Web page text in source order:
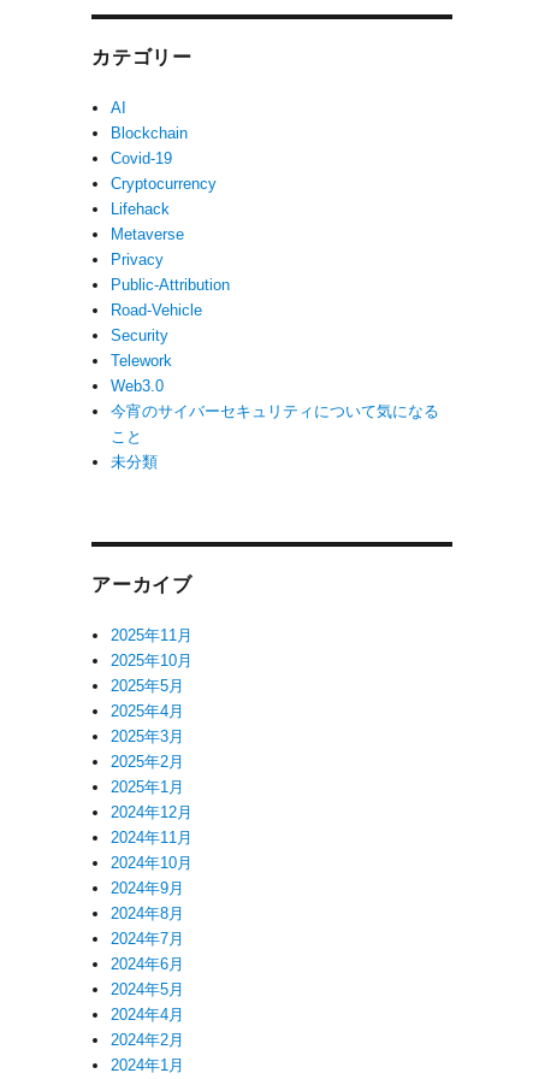
カテゴリー
AI
Blockchain
Covid-19
Cryptocurrency
Lifehack
Metaverse
Privacy
Public-Attribution
Road-Vehicle
Security
Telework
Web3.0
今宵のサイバーセキュリティについて気になる
こと
未分類
アーカイブ
2025年11月
2025年10月
2025年5月
2025年4月
2025年3月
2025年2月
2025年1月
2024年12月
2024年11月
2024年10月
2024年9月
2024年8月
2024年7月
2024年6月
2024年5月
2024年4月
2024年2月
2024年1月